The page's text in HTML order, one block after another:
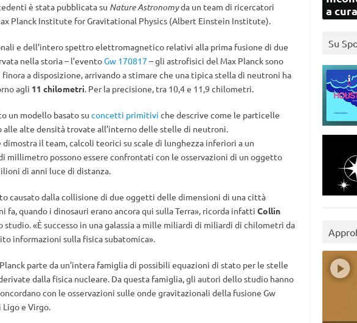
è stata pubblicata su Nature Astronomyda un team di ricercatori
Planck Institute for Gravitational Physics (Albert Einstein Institute).
e dell’intero spettro elettromagnetico relativi alla prima fusione di due
nella storia – l’eventoGw 170817 – gli astrofisici del Max Planck sono
a disposizione, arrivando a stimare che una tipica stella di neutroni ha
agli 11 chilometri. Per la precisione, tra 10,4 e 11,9 chilometri.
un modello basato su concetti primitivi che descrive come le particelle
alle alte densità trovate all’interno delle stelle di neutroni.
il team, calcoli teorici su scale di lunghezza inferiori a un
millimetro possono essere confrontati con le osservazioni di un oggetto
di anni luce di distanza.
causato dalla collisione di due oggetti delle dimensioni di una città
fa, quando i dinosauri erano ancora qui sulla Terra», ricorda infatti Collin
studio. «È successo in una galassia a mille miliardi di miliardi di chilometri da
informazioni sulla fisica subatomica».
parte da un’intera famiglia di possibili equazioni di stato per le stelle
dalla fisica nucleare. Da questa famiglia, gli autori dello studio hanno
con le osservazioni sulle onde gravitazionali della fusione Gw
e Virgo.
a
Su